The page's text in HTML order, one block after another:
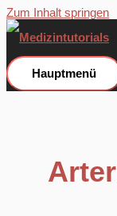
Zum Inhalt springen
Hauptmenü